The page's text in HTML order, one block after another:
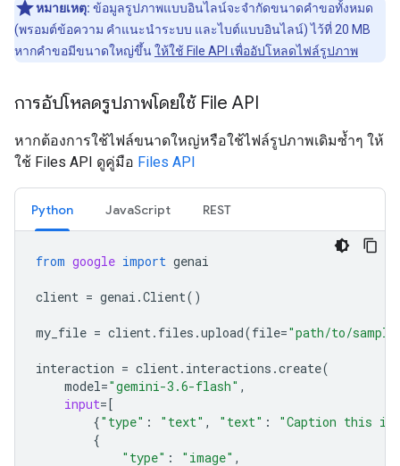
หมายเหตุ: ข้อมูลรูปภาพแบบอินไลน์จะจำกัดขนาดคำขอทั้งหมด
(พรอมต์ข้อความ คำแนะนำระบบ และไบต์แบบอินไลน์) ไว้ที่ 20 MB
หากคำขอมีขนาดใหญ่ขึ้นให้ใช้ File API เพื่ออัปโหลดไฟล์รูปภาพ
การอัปโหลดรูปภาพโดยใช้ File API
หากต้องการใช้ไฟล์ขนาดใหญ่หรือใช้ไฟล์รูปภาพเดิมซ้ำๆ ให้
ใช้ Files API ดูคู่มือ Files API
Python JavaScript REST
from google import genai
client = genai .Client()
my_file = client. files .upload(file="path/to/
interaction = client. interactions .create(
model="gemini-3.6-flash" ,
input=[
{"type" : "text" , "text" :
"Caption this
{
"type" : "image" ,